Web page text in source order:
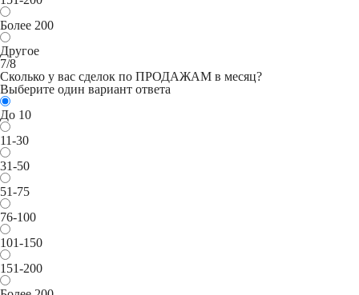
Более 200
Другое
7/8
Сколько у вас сделок по ПРОДАЖАМ в месяц?
Выберите один вариант ответа
До 10
11-30
31-50
51-75
76-100
101-150
151-200